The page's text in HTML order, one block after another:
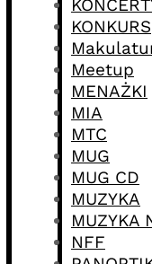
KONKURS
Meetup
MENAŻKI
MIA
MTC
MUG
MUG CD
MUZYKA
MUZYKA
NFF